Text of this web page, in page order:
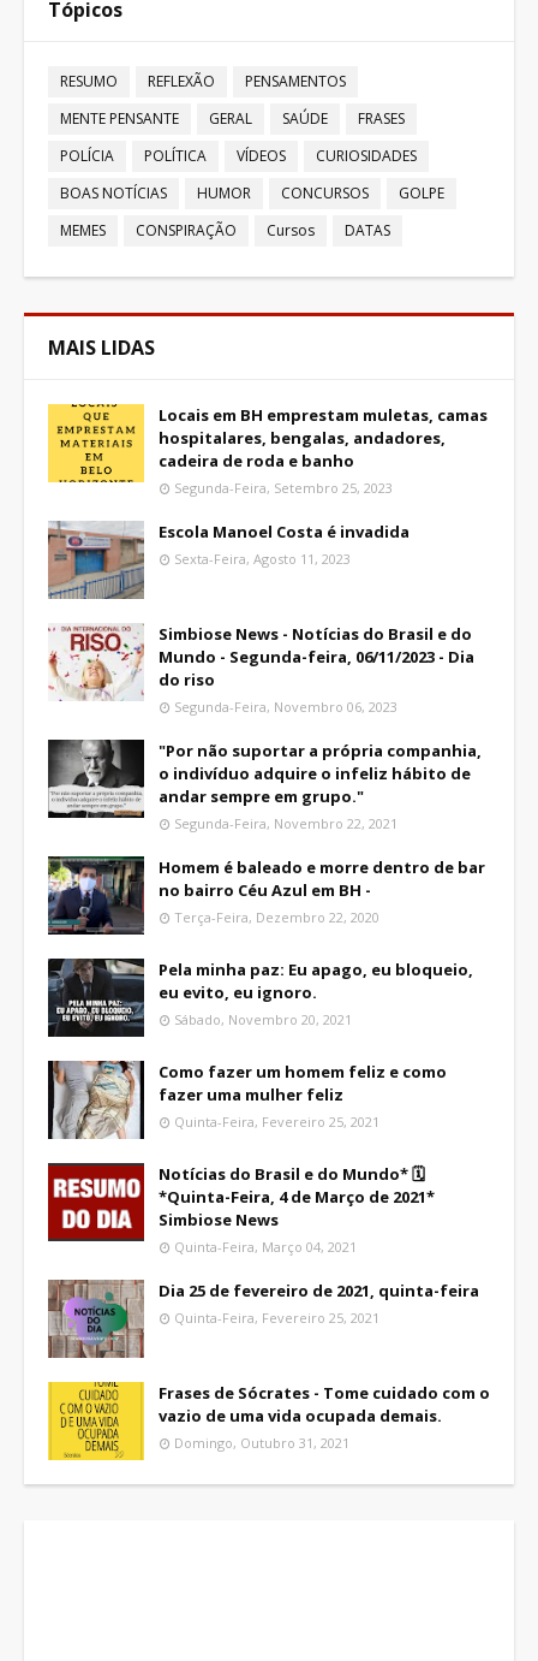
Tópicos
RESUMO REFLEXÃO
PENSAMENTOS
MENTE PENSANTE
GERAL SAÚDE
FRASES
POLÍCIA
POLÍTICA VÍDEOS
CURIOSIDADES
BOAS NOTÍCIAS
HUMOR CONCURSOS
GOLPE
MEMES
CONSPIRAÇÃO Cursos DATAS
MAIS LIDAS
Locais em BH emprestam muletas, camas
hospitalares, bengalas, andadores,
cadeira de roda e banho
Segunda-Feira, Setembro 25, 2023
Escola Manoel Costa é invadida
Sexta-Feira, Agosto 11, 2023
Simbiose News - Notícias do Brasil e do
Mundo - Segunda-feira, 06/11/2023 - Dia
do riso
Segunda-Feira, Novembro 06, 2023
"Por não suportar a própria companhia,
o indivíduo adquire o infeliz hábito de
andar sempre em grupo."
Segunda-Feira, Novembro 22, 2021
Homem é baleado e morre dentro de bar
no bairro Céu Azul em BH -
Terça-Feira, Dezembro 22, 2020
Pela minha paz: Eu apago, eu bloqueio,
eu evito, eu ignoro.
Sábado, Novembro 20, 2021
Como fazer um homem feliz e como
fazer uma mulher feliz
Quinta-Feira, Fevereiro 25, 2021
Notícias do Brasil e do Mundo* 🗓
*Quinta-Feira, 4 de Março de 2021*
Simbiose News
Quinta-Feira, Março 04, 2021
Dia 25 de fevereiro de 2021, quinta-feira
Quinta-Feira, Fevereiro 25, 2021
Frases de Sócrates - Tome cuidado com o
vazio de uma vida ocupada demais.
Domingo, Outubro 31, 2021